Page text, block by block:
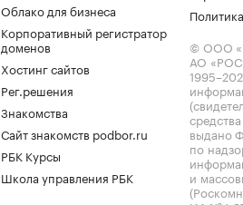
Облако для бизнеса
Корпоративный регистратор
доменов
Хостинг сайтов
Рег.решения
Знакомства
Сайт знакомств podbor.ru
РБК Курсы
Школа управления РБК
© ООО
АО
выдано
по
и